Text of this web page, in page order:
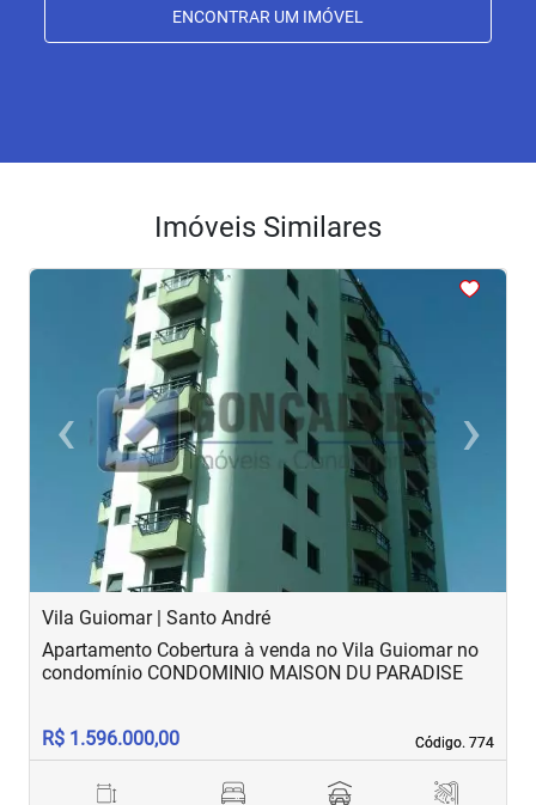
ENCONTRAR UM IMÓVEL
Imóveis Similares
<
‹Previous ›
Next
Vila Guiomar | Santo André
Código. 774
Código. 774
Apartamento Cobertura à venda no Vila Guiomar no
condomínio CONDOMINIO MAISON DU PARADISE
R$ 1.596.000,00